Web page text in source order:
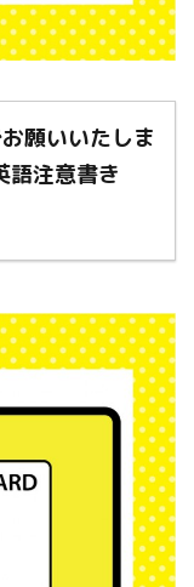
願いいたしま
語注意書き